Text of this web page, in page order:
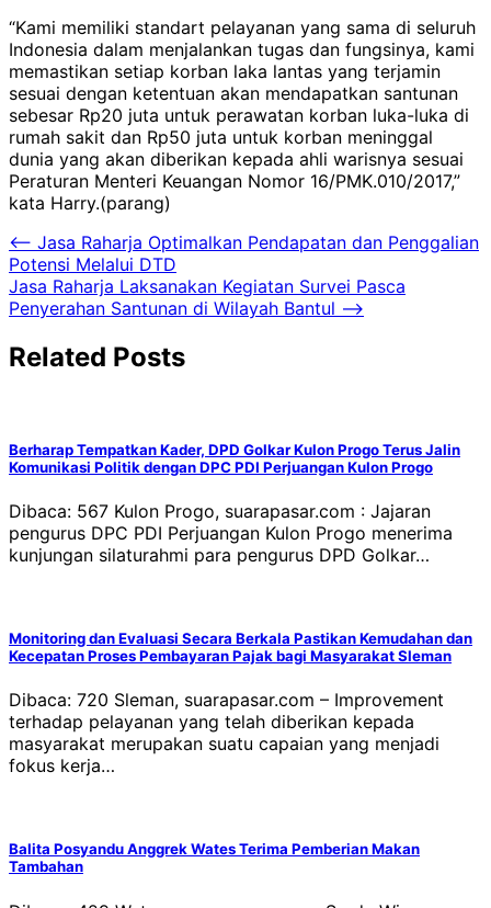
“Kami memiliki standart pelayanan yang sama di seluruh
Indonesia dalam menjalankan tugas dan fungsinya, kami
memastikan setiap korban laka lantas yang terjamin
sesuai dengan ketentuan akan mendapatkan santunan
sebesar Rp20 juta untuk perawatan korban luka-luka di
rumah sakit dan Rp50 juta untuk korban meninggal
dunia yang akan diberikan kepada ahli warisnya sesuai
Peraturan Menteri Keuangan Nomor 16/PMK.010/2017,”
kata Harry.(parang)
Navigasi
pos
⟵ Jasa Raharja Optimalkan Pendapatan dan Penggalian
Potensi Melalui DTD
Jasa Raharja Laksanakan Kegiatan Survei Pasca
Penyerahan Santunan di Wilayah Bantul ⟶
Related Posts
Berharap Tempatkan Kader, DPD Golkar Kulon Progo Terus Jalin
Komunikasi Politik dengan DPC PDI Perjuangan Kulon Progo
Dibaca: 567 Kulon Progo, suarapasar.com : Jajaran
pengurus DPC PDI Perjuangan Kulon Progo menerima
kunjungan silaturahmi para pengurus DPD Golkar…
Monitoring dan Evaluasi Secara Berkala Pastikan Kemudahan dan
Kecepatan Proses Pembayaran Pajak bagi Masyarakat Sleman
Dibaca: 720 Sleman, suarapasar.com – Improvement
terhadap pelayanan yang telah diberikan kepada
masyarakat merupakan suatu capaian yang menjadi
fokus kerja…
Balita Posyandu Anggrek Wates Terima Pemberian Makan
Tambahan